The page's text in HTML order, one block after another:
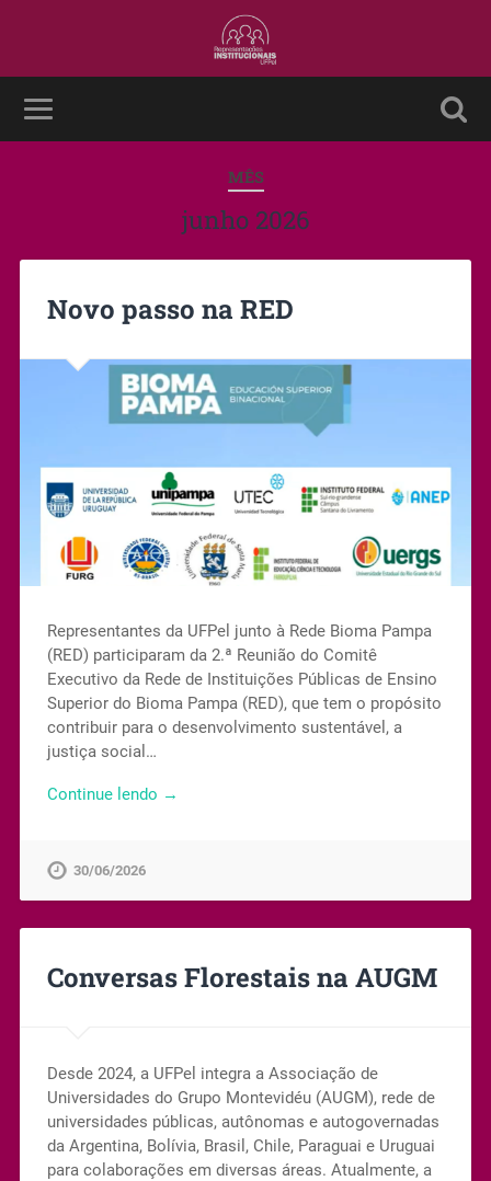
MÊS
junho 2026
Novo passo na RED
Representantes da UFPel junto à Rede Bioma Pampa
(RED) participaram da 2.ª Reunião do Comitê
Executivo da Rede de Instituições Públicas de Ensino
Superior do Bioma Pampa (RED), que tem o propósito
contribuir para o desenvolvimento sustentável, a
justiça social…
Continue lendo →
30/06/2026
Conversas Florestais na AUGM
Desde 2024, a UFPel integra a Associação de
Universidades do Grupo Montevidéu (AUGM), rede de
universidades públicas, autônomas e autogovernadas
da Argentina, Bolívia, Brasil, Chile, Paraguai e Uruguai
para colaborações em diversas áreas. Atualmente, a